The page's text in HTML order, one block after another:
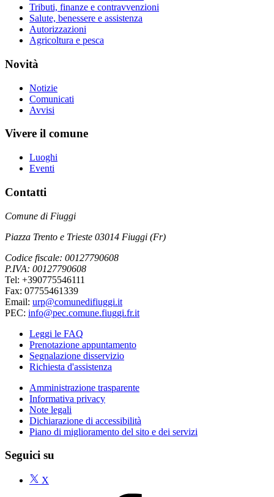
Tributi, finanze e contravvenzioni
Salute, benessere e assistenza
Autorizzazioni
Agricoltura e pesca
Novità
Notizie
Comunicati
Avvisi
Vivere il comune
Luoghi
Eventi
Contatti
Comune di Fiuggi
Piazza Trento e Trieste 03014 Fiuggi (Fr)
Codice fiscale: 00127790608
P.IVA: 00127790608
Tel: +390775546111
Fax: 07755461339
Email: urp@comunedifiuggi.it
PEC: info@pec.comune.fiuggi.fr.it
Leggi le FAQ
Prenotazione appuntamento
Segnalazione disservizio
Richiesta d'assistenza
Amministrazione trasparente
Informativa privacy
Note legali
Dichiarazione di accessibilità
Piano di miglioramento del sito e dei servizi
Seguici su
X